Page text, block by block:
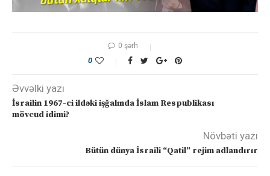
0 şərh
0
Əvvəlki yazı
İsrailin 1967-ci ildəki işğalında İslam Respublikası
mövcud idimi?
Növbəti yazı
Bütün dünya İsraili “Qatil” rejim adlandırır